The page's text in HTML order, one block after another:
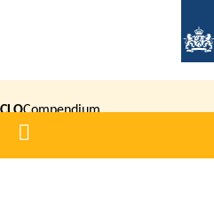
inhoud
gaan
CLOCompendium
voor de
Home